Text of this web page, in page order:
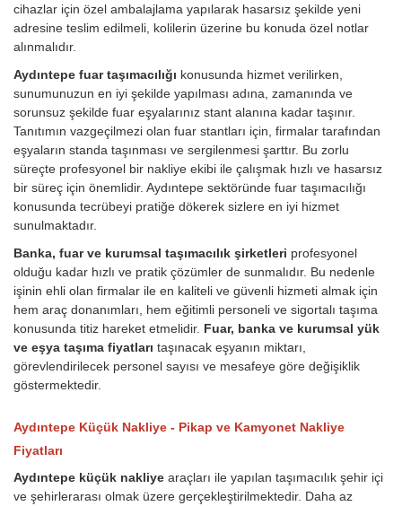
cihazlar için özel ambalajlama yapılarak hasarsız şekilde yeni
adresine teslim edilmeli, kolilerin üzerine bu konuda özel notlar
alınmalıdır.
Aydıntepe fuar taşımacılığı konusunda hizmet verilirken,
sunumunuzun en iyi şekilde yapılması adına, zamanında ve
sorunsuz şekilde fuar eşyalarınız stant alanına kadar taşınır.
Tanıtımın vazgeçilmezi olan fuar stantları için, firmalar tarafından
eşyaların standa taşınması ve sergilenmesi şarttır. Bu zorlu
süreçte profesyonel bir nakliye ekibi ile çalışmak hızlı ve hasarsız
bir süreç için önemlidir. Aydıntepe sektöründe fuar taşımacılığı
konusunda tecrübeyi pratiğe dökerek sizlere en iyi hizmet
sunulmaktadır.
Banka, fuar ve kurumsal taşımacılık şirketleri profesyonel
olduğu kadar hızlı ve pratik çözümler de sunmalıdır. Bu nedenle
işinin ehli olan firmalar ile en kaliteli ve güvenli hizmeti almak için
hem araç donanımları, hem eğitimli personeli ve sigortalı taşıma
konusunda titiz hareket etmelidir. Fuar, banka ve kurumsal yük
ve eşya taşıma fiyatları taşınacak eşyanın miktarı,
görevlendirilecek personel sayısı ve mesafeye göre değişiklik
göstermektedir.
Aydıntepe Küçük Nakliye - Pikap ve Kamyonet Nakliye
Fiyatları
Aydıntepe küçük nakliye araçları ile yapılan taşımacılık şehir içi
ve şehirlerarası olmak üzere gerçekleştirilmektedir. Daha az